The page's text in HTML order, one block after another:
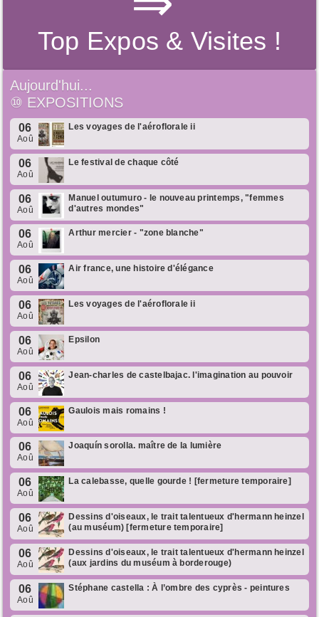
Top Expos & Visites !
Aujourd'hui...
⑩ EXPOSITIONS
06
Aoû
Les voyages de l'aéroflorale ii
06
Aoû
Le festival de chaque côté
06
Aoû
Manuel outumuro - le nouveau printemps, "femmes
d'autres mondes"
06
Aoû
Arthur mercier - "zone blanche"
06
Aoû
Air france, une histoire d'élégance
06
Aoû
Les voyages de l'aéroflorale ii
06
Aoû
Epsilon
06
Aoû
Jean-charles de castelbajac. l'imagination au pouvoir
06
Aoû
Gaulois mais romains !
06
Aoû
Joaquín sorolla. maître de la lumière
06
Aoû
La calebasse, quelle gourde ! [fermeture temporaire]
06
Aoû
Dessins d'oiseaux, le trait talentueux d'hermann heinzel
(au muséum) [fermeture temporaire]
06
Aoû
Dessins d'oiseaux, le trait talentueux d'hermann heinzel
(aux jardins du muséum à borderouge)
06
Aoû
Stéphane castella : À l’ombre des cyprès - peintures